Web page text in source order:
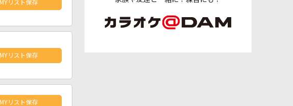
MYリスト保存
MYリスト保存
MYリスト保存